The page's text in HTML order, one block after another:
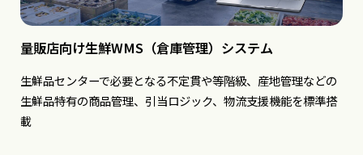
量販店向け生鮮WMS（倉庫管理）システム
生鮮品センターで必要となる不定貫や等階級、産地管理などの
生鮮品特有の商品管理、引当ロジック、物流支援機能を標準搭
載